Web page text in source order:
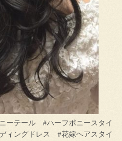
ーテール #ハーフポニースタイ
ングドレス #花嫁ヘアスタイ